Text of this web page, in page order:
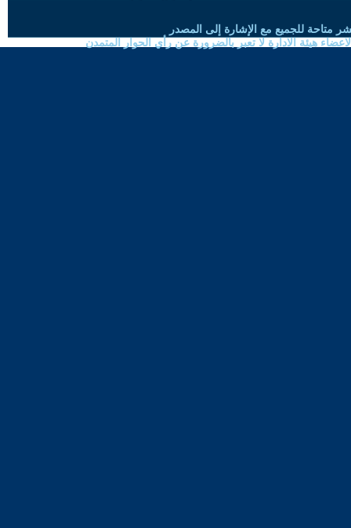
متاحة للجميع مع الإشارة إلى المصدر
هيئة الادارة لا تعبر بالضرورة عن رأي الحوار المتمدن